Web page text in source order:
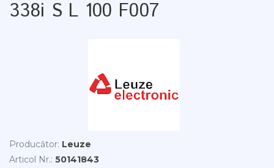
338i S L 100 F007
Producător: Leuze
Articol Nr.: 50141843